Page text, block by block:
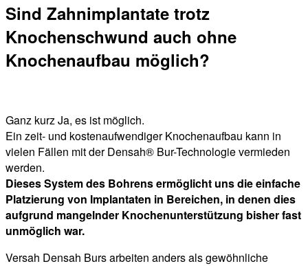
Sind Zahnimplantate trotz
Knochenschwund auch ohne
Knochenaufbau möglich?
Ganz kurz Ja, es ist möglich.
Ein zeit- und kostenaufwendiger Knochenaufbau kann in
vielen Fällen mit der Densah® Bur-Technologie vermieden
werden.
Dieses System des Bohrens ermöglicht uns die einfache
Platzierung von Implantaten in Bereichen, in denen dies
aufgrund mangelnder Knochenunterstützung bisher fast
unmöglich war.
Versah Densah Burs arbeiten anders als gewöhnliche